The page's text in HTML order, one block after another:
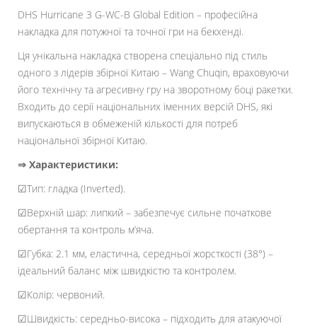
DHS Hurricane 3 G-WC-B Global Edition – професійна
накладка для потужної та точної гри на бекхенді.
Ця унікальна накладка створена спеціально під стиль
одного з лідерів збірної Китаю – Wang Chuqin, враховуючи
його технічну та агресивну гру на зворотному боці ракетки.
Входить до серії національних іменних версій DHS, які
випускаються в обмеженій кількості для потреб
національної збірної Китаю.
⇒ Характеристики:
☑Тип: гладка (Inverted).
☑Верхній шар: липкий – забезпечує сильне початкове
обертання та контроль м’яча.
☑Губка: 2.1 мм, еластична, середньої жорсткості (38°) –
ідеальний баланс між швидкістю та контролем.
☑Колір: червоний.
☑Швидкість: середньо-висока – підходить для атакуючої